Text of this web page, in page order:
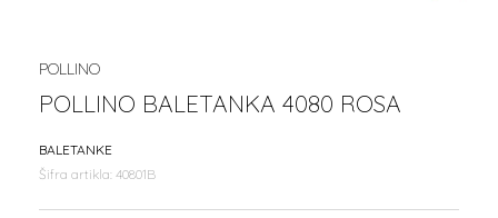
POLLINO
POLLINO BALETANKA 4080 ROSA
BALETANKE
Šifra artikla: 40801B